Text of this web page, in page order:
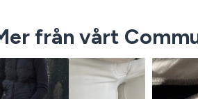
från vårt